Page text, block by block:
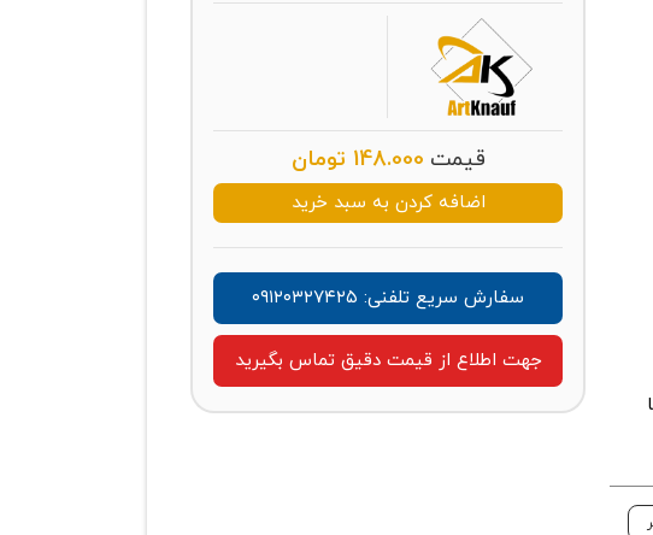
قیمت 148.000 تومان
اضافه کردن به سبد خرید
سفارش سریع تلفنی: ۰۹۱۲۰۳۲۷۴۲۵
جهت اطلاع از قیمت دقیق تماس بگیرید